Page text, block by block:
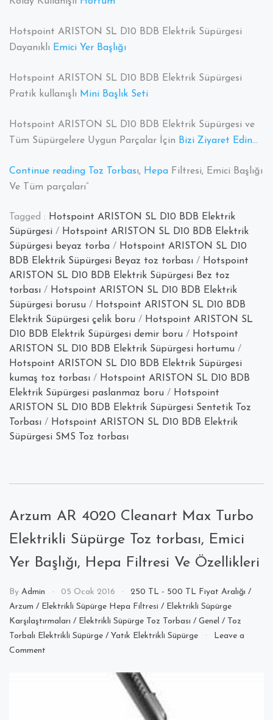
Hotspoint ARISTON SL D10 BDB Elektrik Süpürgesi
Dayanıklı Emici Yer Başlığı
Hotspoint ARISTON SL D10 BDB Elektrik Süpürgesi
Pratik kullanışlı Mini Başlık Seti
Hotspoint ARISTON SL D10 BDB Elektrik Süpürgesi ve
Tüm Süpürgelere Uygun Parçalar İçin Bizi Ziyaret Edin…
Continue reading“Hotpoint
Ariston
D10
BDB
Elektrikli
Süpürge
Toz Torbası, Hepa Filtresi, Emici Başlığı
Ve Tüm parçaları”
Tagged : Hotspoint ARISTON SL D10 BDB Elektrik
Süpürgesi / Hotspoint ARISTON SL D10 BDB Elektrik
Süpürgesi beyaz torba / Hotspoint ARISTON SL D10
BDB Elektrik Süpürgesi Beyaz toz torbası / Hotspoint
ARISTON SL D10 BDB Elektrik Süpürgesi Bez toz
torbası / Hotspoint ARISTON SL D10 BDB Elektrik
Süpürgesi borusu / Hotspoint ARISTON SL D10 BDB
Elektrik Süpürgesi çelik boru / Hotspoint ARISTON SL
D10 BDB Elektrik Süpürgesi demir boru / Hotspoint
ARISTON SL D10 BDB Elektrik Süpürgesi hortumu /
Hotspoint ARISTON SL D10 BDB Elektrik Süpürgesi
kumaş toz torbası / Hotspoint ARISTON SL D10 BDB
Elektrik Süpürgesi paslanmaz boru / Hotspoint
ARISTON SL D10 BDB Elektrik Süpürgesi Sentetik Toz
Torbası / Hotspoint ARISTON SL D10 BDB Elektrik
Süpürgesi SMS Toz torbası
Arzum AR 4020 Cleanart Max Turbo
Elektrikli Süpürge Toz torbası, Emici
Yer Başlığı, Hepa Filtresi Ve Özellikleri
By Admin 05 Ocak 2016 250 TL - 500 TL Fiyat Aralığı /
Arzum / Elektrikli Süpürge Hepa Filtresi / Elektrikli Süpürge
Karşılaştırmaları / Elektrikli Süpürge Toz Torbası / Genel / Toz
Torbalı Elektrikli Süpürge / Yatık Elektrikli Süpürge
Leave a
Comment